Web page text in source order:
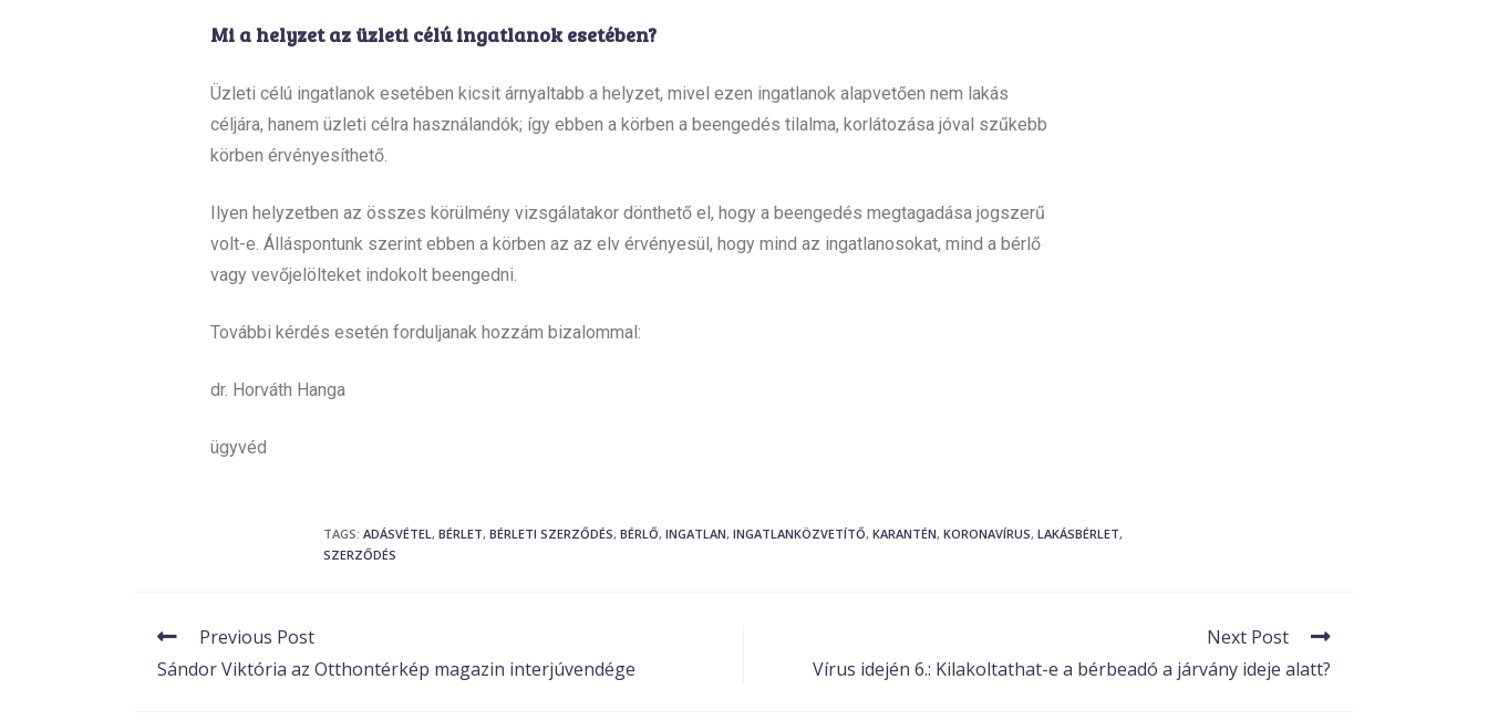
Mi a helyzet az üzleti célú ingatlanok esetében?
Üzleti célú ingatlanok esetében kicsit árnyaltabb a helyzet, mivel ezen ingatlanok alapvetően nem lakás
céljára, hanem üzleti célra használandók; így ebben a körben a beengedés tilalma, korlátozása jóval szűkebb
körben érvényesíthető.
Ilyen helyzetben az összes körülmény vizsgálatakor dönthető el, hogy a beengedés megtagadása jogszerű
volt-e. Álláspontunk szerint ebben a körben az az elv érvényesül, hogy mind az ingatlanosokat, mind a bérlő
vagy vevőjelölteket indokolt beengedni.
További kérdés esetén forduljanak hozzám bizalommal:
dr. Horváth Hanga
ügyvéd
TAGS: ADÁSVÉTEL , BÉRLET, BÉRLETI SZERZŐDÉS, BÉRLŐ, INGATLAN, INGATLANKÖZVETÍTŐ, KARANTÉN, KORONAVÍRUS, LAKÁSBÉRLET,
SZERZŐDÉS
Previous Post
Sándor Viktória az Otthontérkép magazin interjúvendége
Next Post
Vírus idején 6.: Kilakoltathat-e a bérbeadó a járvány ideje alatt?